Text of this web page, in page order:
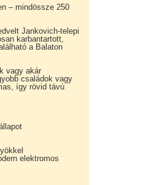
– mindössze 250
Jankovich-telepi
karbantartott,
a Balaton
vagy akár
családok vagy
így rövid távú
elektromos